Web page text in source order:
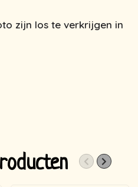
zijn los te verkrijgen in